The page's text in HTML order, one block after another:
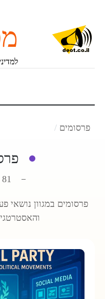
פרסומים
81 מאמרים
פרסומים במגוון נושאי